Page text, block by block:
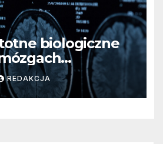
oparte na AI i
5.
kontrolą dzięki
skarpetkom z
elektryczną
biologiczne
– nowe
REDAKCJA